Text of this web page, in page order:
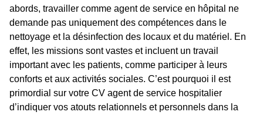
abords, travailler comme agent de service en hôpital ne
demande pas uniquement des compétences dans le
nettoyage et la désinfection des locaux et du matériel. En
effet, les missions sont vastes et incluent un travail
important avec les patients, comme participer à leurs
conforts et aux activités sociales. C’est pourquoi il est
primordial sur votre CV agent de service hospitalier
d’indiquer vos atouts relationnels et personnels dans la